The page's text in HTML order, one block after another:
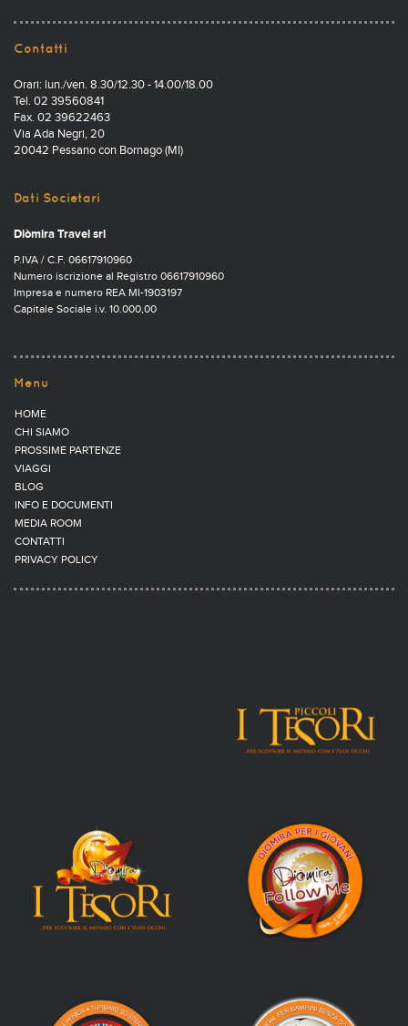
Contatti
Orari: lun./ven. 8.30/12.30 - 14.00/18.00
Tel. 02 39560841
Fax. 02 39622463
Via Ada Negri, 20
20042 Pessano con Bornago (MI)
Dati Societari
Diòmira Travel srl
P.IVA / C.F. 06617910960
Numero iscrizione al Registro 06617910960
Impresa e numero REA MI-1903197
Capitale Sociale i.v. 10.000,00
Menu
HOME
CHI SIAMO
PROSSIME PARTENZE
VIAGGI
BLOG
INFO E DOCUMENTI
MEDIA ROOM
CONTATTI
PRIVACY POLICY